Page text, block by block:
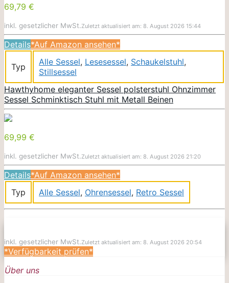
69,79 €
inkl. gesetzlicher MwSt.Zuletzt aktualisiert am: 8. August 2026 15:44
Details*Auf Amazon ansehen*
Typ Alle Sessel, Lesesessel, Schaukelstuhl,
Stillsessel
Hawthyhome eleganter Sessel polsterstuhl Ohnzimmer
Sessel Schminktisch Stuhl mit Metall Beinen
69,99 €
inkl. gesetzlicher MwSt.Zuletzt aktualisiert am: 8. August 2026 21:20
Details*Auf Amazon ansehen*
Typ
Alle Sessel, Ohrensessel, Retro Sessel
inkl. gesetzlicher MwSt.Zuletzt aktualisiert am: 8. August 2026 20:54
*Verfügbarkeit prüfen*
Über uns